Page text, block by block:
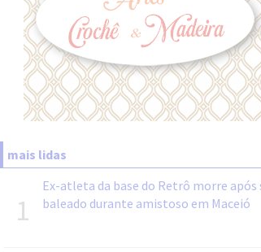
mais lidas
1
Ex-atleta da base do Retrô morre após
baleado durante amistoso em Maceió